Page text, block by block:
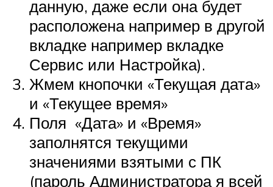
данную, даже если она будет
расположена например в другой
вкладке например вкладке
Сервис или Настройка).
Жмем кнопочки «Текущая дата»
и «Текущее время»
Поля «Дата» и «Время»
заполнятся текущими
значениями взятыми с ПК
(пароль Администратора я всей